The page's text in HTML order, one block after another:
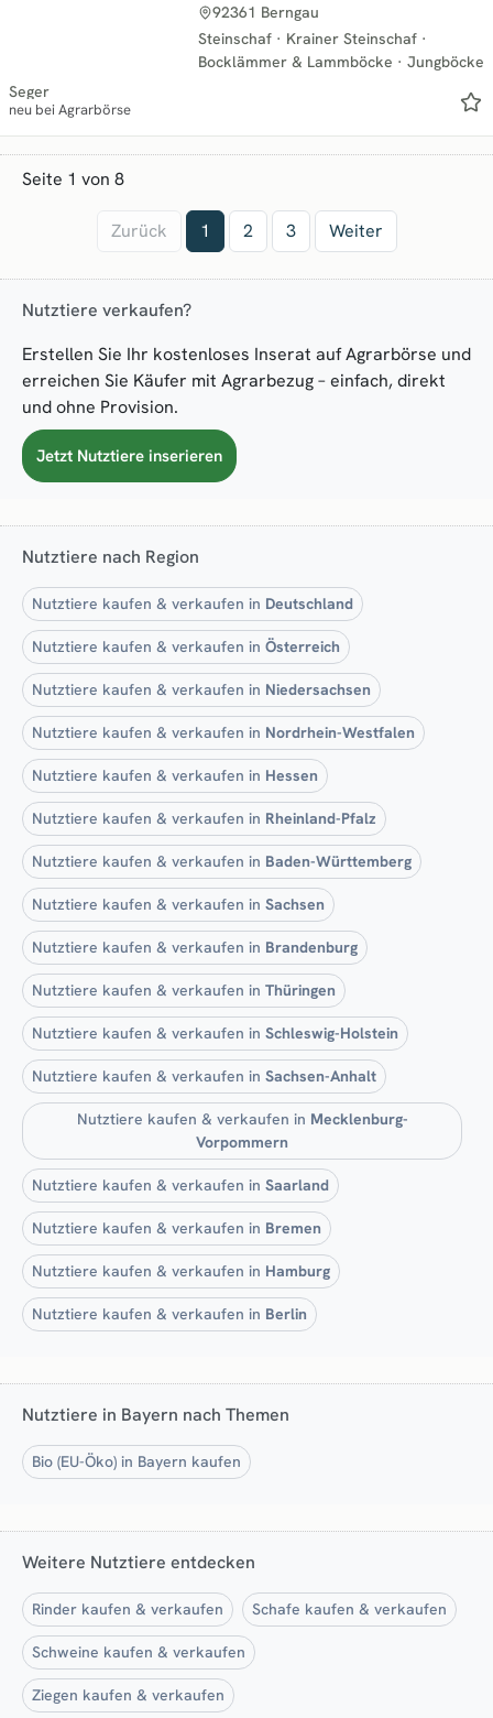
Steinschaf · Krainer Steinschaf ·
Bocklämmer & Lammböcke · Jungböcke
92361 Berngau
Seger
neu bei Agrarbörse
Seite 1 von 8
Zurück 1 2 3 Weiter
Nutztiere verkaufen?
Erstellen Sie Ihr kostenloses Inserat auf Agrarbörse und
erreichen Sie Käufer mit Agrarbezug – einfach, direkt
und ohne Provision.
Jetzt Nutztiere inserieren
Nutztiere nach Region
Nutztiere kaufen & verkaufen in Deutschland
Nutztiere kaufen & verkaufen in Österreich
Nutztiere kaufen & verkaufen in Niedersachsen
Nutztiere kaufen & verkaufen in Nordrhein-Westfalen
Nutztiere kaufen & verkaufen in Hessen
Nutztiere kaufen & verkaufen in Rheinland-Pfalz
Nutztiere kaufen & verkaufen in Baden-Württemberg
Nutztiere kaufen & verkaufen in Sachsen
Nutztiere kaufen & verkaufen in Brandenburg
Nutztiere kaufen & verkaufen in Thüringen
Nutztiere kaufen & verkaufen in Schleswig-Holstein
Nutztiere kaufen & verkaufen in Sachsen-Anhalt
Nutztiere kaufen & verkaufen in Mecklenburg-
Vorpommern
Nutztiere kaufen & verkaufen in Saarland
Nutztiere kaufen & verkaufen in Bremen
Nutztiere kaufen & verkaufen in Hamburg
Nutztiere kaufen & verkaufen in Berlin
Nutztiere in Bayern nach Themen
Bio (EU-Öko) in Bayern kaufen
Weitere Nutztiere entdecken
Rinder kaufen & verkaufen Schafe kaufen & verkaufen
Schweine kaufen & verkaufen
Ziegen kaufen & verkaufen